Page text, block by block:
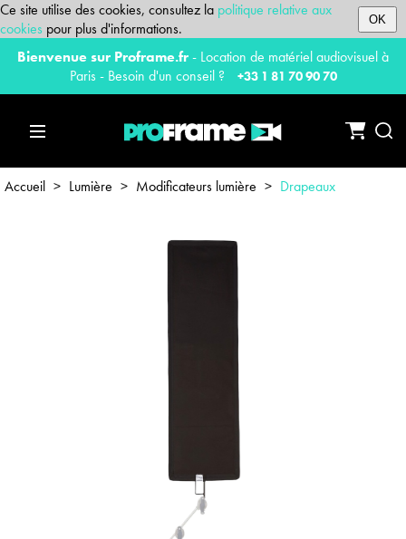
Ce site utilise des cookies, consultez la politique relative aux
cookies pour plus d'informations. OK
Bienvenue sur Proframe.fr- Location de matériel audiovisuel à
Paris - Besoin d'un conseil ?
+33 1 81 70 90 70
Accueil > Lumière > Modificateurs lumière > Drapeaux